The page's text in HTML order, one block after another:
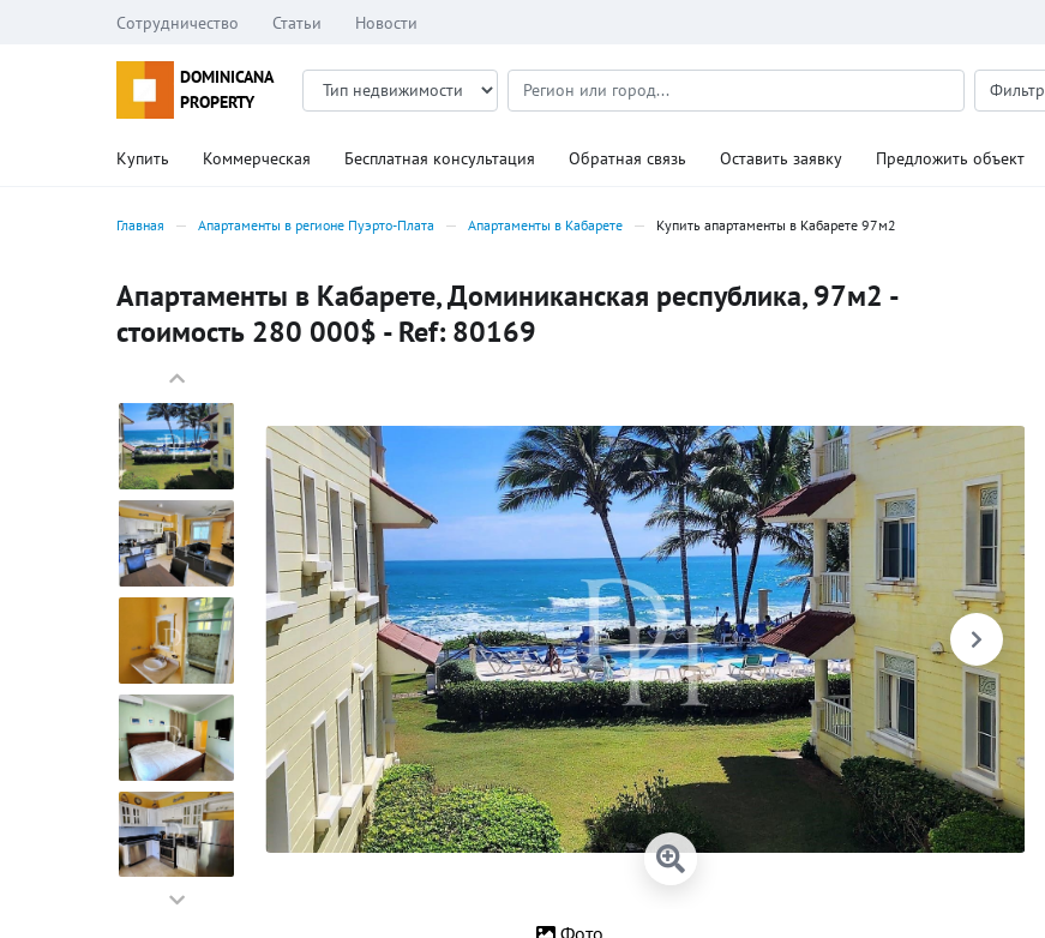
Сотрудничество Статьи Новости
DOMINICANA
PROPERTY
Фильтр
Купить Коммерческая Бесплатная консультация Обратная связь Оставить заявку Предложить объект
Главная Апартаменты в регионе Пуэрто-Плата Апартаменты в Кабарете Купить апартаменты в Кабарете 97м2
Апартаменты в Кабарете, Доминиканская республика, 97м2 -
стоимость 280 000$ - Ref: 80169
Фото